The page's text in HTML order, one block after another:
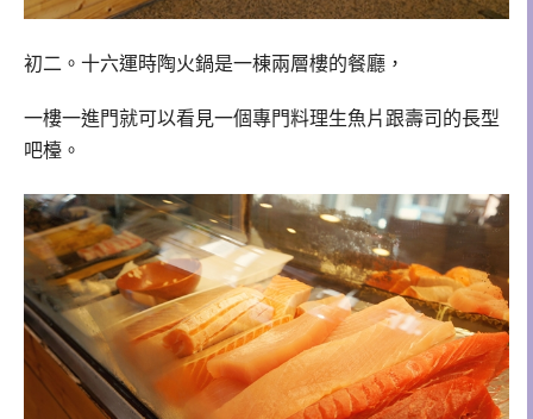
初二。十六運時陶火鍋是一棟兩層樓的餐廳，
一樓一進門就可以看見一個專門料理生魚片跟壽司的長型
吧檯。